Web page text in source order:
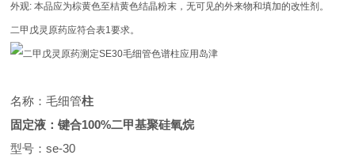
外观: 本品应为棕黄色至桔黄色结晶粉末，无可见的外来物和填加的改性剂。
二甲戊灵原药应符合表1要求。
名称：毛细管柱
固定液：键合100%二甲基聚硅氧烷
型号：se-30